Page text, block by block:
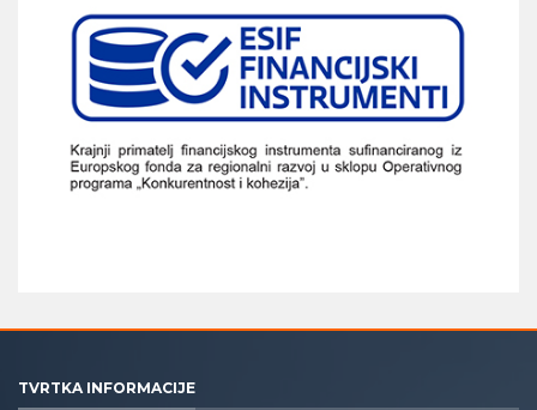
TVRTKA INFORMACIJE